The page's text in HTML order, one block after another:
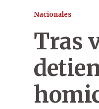
Nacionales
Tras